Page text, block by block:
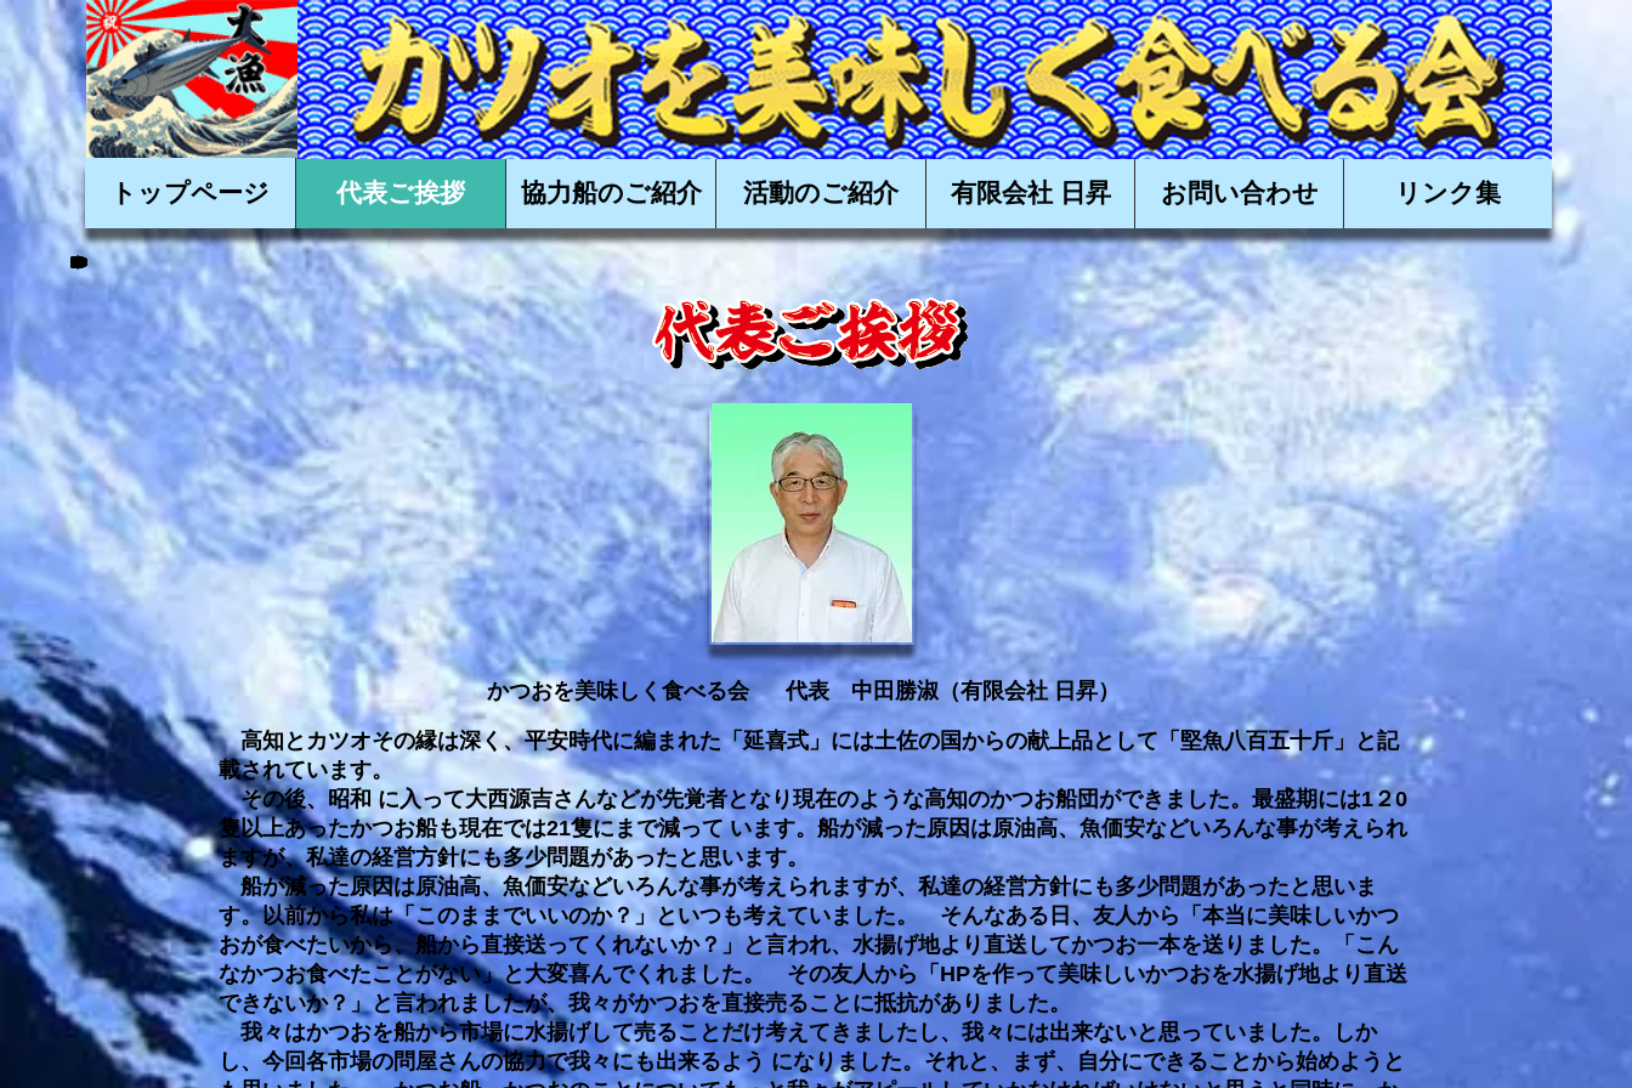
かかつおを美味しく食べる会,かつお,カツオ,鰹,一本釣り,かつお一本釣り,カツオ一本釣り,鰹一本釣り,タタキ,漁,購入,高知,土佐,戻り鰹,上り鰹,丸ごと,有限会社日昇,近海かつお,近海カツオ,かつお船,カツオ船
トップページ 代表ご挨拶 協力船のご紹介 活動のご紹介 有限会社 日昇 お問い合わせ リンク集
かつおを美味しく食べる会 代表 中田勝淑（有限会社 日昇）
高知とカツオその縁は深く、平安時代に編まれた「延喜式」には土佐の国からの献上品として「堅魚八百五十斤」と記
載されています。
その後、昭和 に入って大西源吉さんなどが先覚者となり現在のような高知のかつお船団ができました。最盛期には1２0
隻以上あったかつお船も現在では21隻にまで減って います。船が減った原因は原油高、魚価安などいろんな事が考えられ
ますが、私達の経営方針にも多少問題があったと思います。
船が減った原因は原油高、魚価安などいろんな事が考えられますが、私達の経営方針にも多少問題があったと思いま
す。以前から私は「このままでいいのか？」といつも考えていました。 そんなある日、友人から「本当に美味しいかつ
おが食べたいから、船から直接送ってくれないか？」と言われ、水揚げ地より直送してかつお一本を送りました。「こん
なかつお食べたことがない」と大変喜んでくれました。 その友人から「HPを作って美味しいかつおを水揚げ地より直送
できないか？」と言われましたが、我々がかつおを直接売ることに抵抗がありました。
我々はかつおを船から市場に水揚げして売ることだけ考えてきましたし、我々には出来ないと思っていました。しか
し、今回各市場の問屋さんの協力で我々にも出来るよう になりました。それと、まず、自分にできることから始めようと